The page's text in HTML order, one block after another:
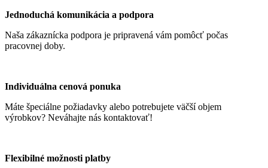
Jednoduchá komunikácia a podpora
Naša zákaznícka podpora je pripravená vám pomôcť počas
pracovnej doby.
Individuálna cenová ponuka
Máte špeciálne požiadavky alebo potrebujete väčší objem
výrobkov? Neváhajte nás kontaktovať!
Flexibilné možnosti platby